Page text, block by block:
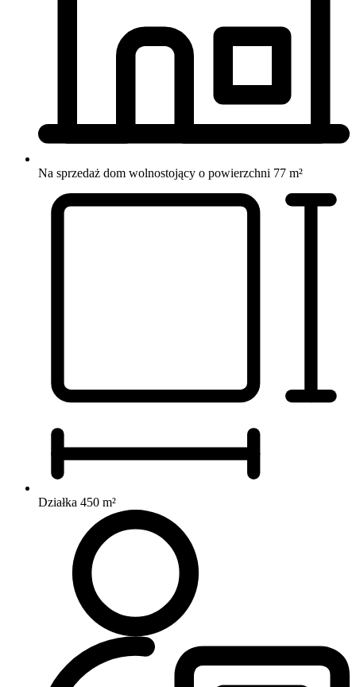
Na sprzedaż dom wolnostojący o powierzchni 77 m²
Działka 450 m²